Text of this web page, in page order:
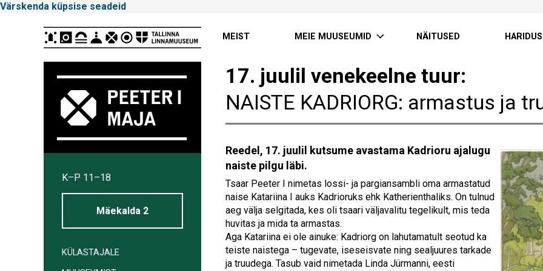
Värskenda küpsise seadeid
Linnamuuseum
MEIST MEIE MUUSEUMID NÄITUSED HARIDUS
K–P 11–18
Mäekalda 2
KÜLASTAJALE
17. juulil venekeelne tuur:
NAISTE KADRIORG: armastus ja
Reedel, 17. juulil kutsume avastama Kadrioru ajalugu
naiste pilgu läbi.
Tsaar Peeter I nimetas lossi- ja pargiansambli oma armastatud
naise Katariina I auks Kadrioruks ehk Katherienthaliks. On tulnud
aeg välja selgitada, kes oli tsaari väljavalitu tegelikult, mis teda
huvitas ja mida ta armastas.
Aga Katariina ei ole ainuke: Kadriorg on lahutamatult seotud ka
teiste naistega – tugevate, iseseisvate ning sealjuures tarkade
ja truudega. Tasub vaid nimetada Linda Jürmanni, eesti